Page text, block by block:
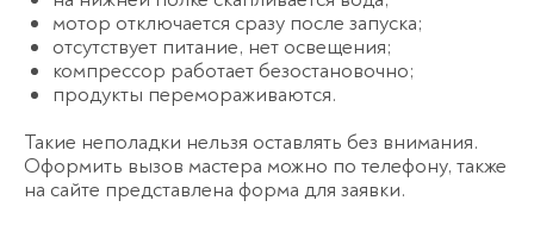
мотор отключается сразу после запуска;
отсутствует питание, нет освещения;
компрессор работает безостановочно;
продукты перемораживаются.
Такие неполадки нельзя оставлять без внимания.
Оформить вызов мастера можно по телефону, также
на сайте представлена форма для заявки.